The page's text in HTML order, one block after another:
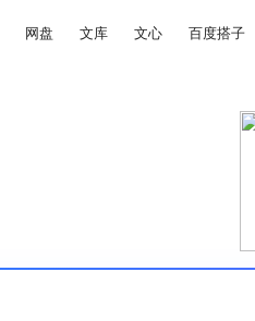
网盘 文库 文心 百度搭子